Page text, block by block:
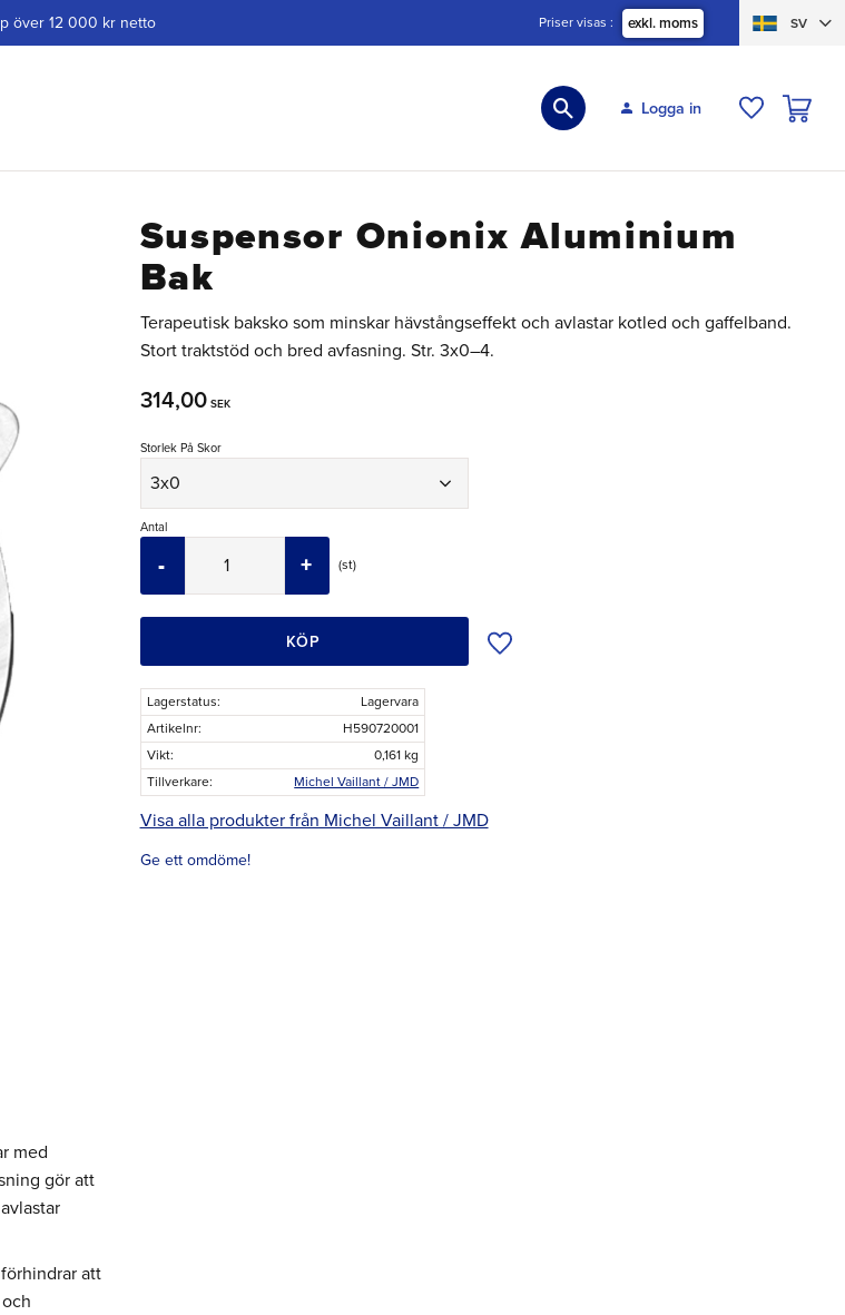
över 12 000 kr netto Priser visas exkl. moms SV
Logga in
Suspensor Onionix Aluminium
Bak
Terapeutisk baksko som minskar hävstångseffekt och avlastar kotled och gaffelband.
Stort traktstöd och bred avfasning. Str. 3x0–4.
314,00SEK
Storlek På Skor
Antal
st
+
-
KÖP Lägg till i önskelista
Lagerstatus
Lagervara
Artikelnr
H590720001
Vikt
0,161 kg
Tillverkare
Michel Vaillant / JMD
Visa alla produkter från Michel Vaillant / JMD
Ge ett omdöme!
med
gör att
att